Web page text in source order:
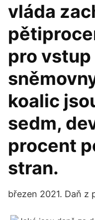
vláda
pro vstup
koalic
sedm,
procent
stran.
březen 2021. Daň z